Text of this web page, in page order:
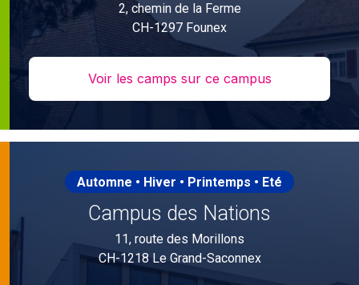
2, chemin de la Ferme
CH-1297 Founex
Voir les camps sur ce campus
Automne • Hiver • Printemps • Eté
Campus des Nations
11, route des Morillons
CH-1218 Le Grand-Saconnex